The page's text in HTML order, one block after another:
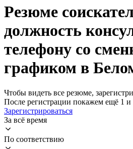
Резюме
должность
телефону со
графиком в
Чтобы видеть все резюме,
После регистрации покажем ещё 1 и
Зарегистрироваться
За всё время
По соответствию